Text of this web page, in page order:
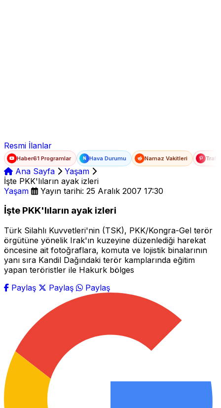
Resmi İlanlar
Haber61 Programlar N Hava Durumu Namaz Vakitleri
Ana Sayfa
Yaşam
İşte PKK'lıların ayak izleri
Yaşam
Yayın tarihi: 25 Aralık 2007 17:30
İşte PKK'lıların ayak izleri
Türk Silahlı Kuvvetleri'nin (TSK), PKK/Kongra-Gel terör
örgütüne yönelik Irak'ın kuzeyine düzenlediği harekat
öncesine ait fotoğraflara, komuta ve lojistik binalarının
yanı sıra Kandil Dağındaki terör kamplarında eğitim
yapan teröristler ile Hakurk bölges
Paylaş
Paylaş Paylaş